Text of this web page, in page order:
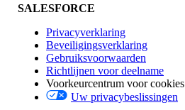
Invloed op functies
Edition
SALESFORCE
Privacyverklaring
Beveiligingsverklaring
Gebruiksvoorwaarden
Richtlijnen voor deelname
Voorkeurcentrum voor cookies
Uw privacybeslissingen